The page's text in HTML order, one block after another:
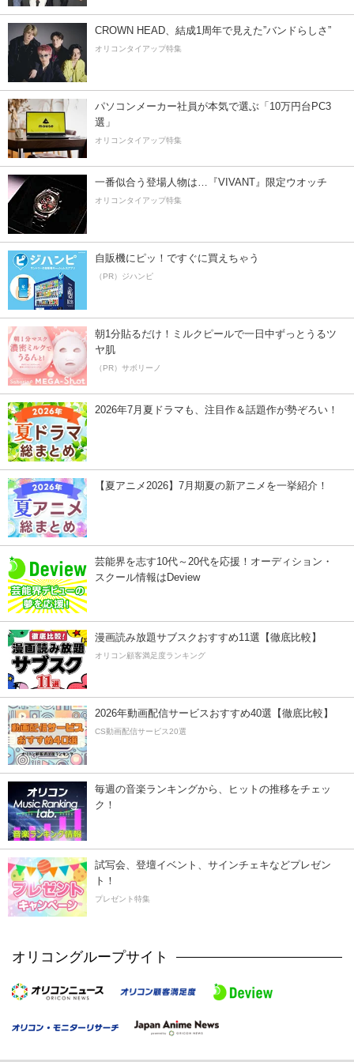
CROWN HEAD、結成1周年で見えた”バンドらしさ”
オリコンタイアップ特集
パソコンメーカー社員が本気で選ぶ「10万円台PC3
選」
オリコンタイアップ特集
一番似合う登場人物は…『VIVANT』限定ウオッチ
オリコンタイアップ特集
自販機にピッ！ですぐに買えちゃう
（PR）ジハンピ
朝1分貼るだけ！ミルクピールで一日中ずっとうるツ
ヤ肌
（PR）サボリーノ
2026年7月夏ドラマも、注目作＆話題作が勢ぞろい！
【夏アニメ2026】7月期夏の新アニメを一挙紹介！
芸能界を志す10代～20代を応援！オーディション・
スクール情報はDeview
漫画読み放題サブスクおすすめ11選【徹底比較】
オリコン顧客満足度ランキング
2026年動画配信サービスおすすめ40選【徹底比較】
CS動画配信サービス20選
毎週の音楽ランキングから、ヒットの推移をチェッ
ク！
試写会、登壇イベント、サインチェキなどプレゼン
ト！
プレゼント特集
オリコングループサイト